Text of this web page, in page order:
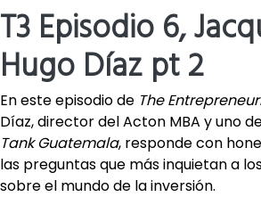
T3 Episodio 6,
Hugo Díaz pt 2
En este episodio de The
Díaz, director del Acton MBA y uno
Tank Guatemala, responde con
las preguntas que más inquietan a
sobre el mundo de la inversión.